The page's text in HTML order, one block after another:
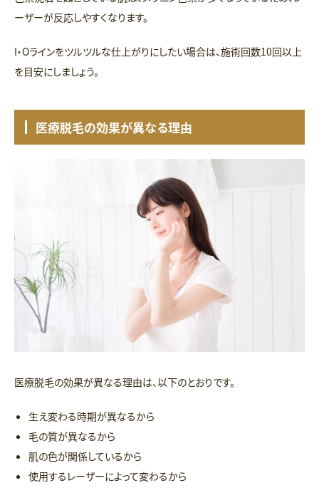
ーザーが反応しやすくなります。
I・Oラインをツルツルな仕上がりにしたい場合は、施術回数10回以上
を目安にしましょう。
医療脱毛の効果が異なる理由
医療脱毛の効果が異なる理由は、以下のとおりです。
生え変わる時期が異なるから
毛の質が異なるから
肌の色が関係しているから
使用するレーザーによって変わるから